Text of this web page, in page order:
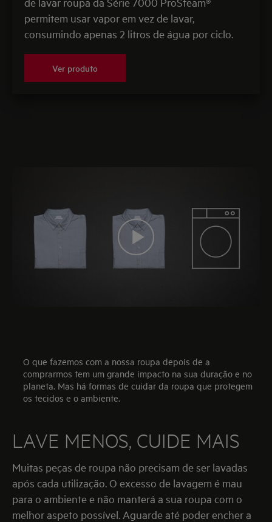
permitem usar vapor em vez de lavar,
consumindo apenas 2 litros de água por ciclo.
Ver produto
O que fazemos com a nossa roupa depois de a
comprarmos tem um grande impacto na sua duração e no
planeta. Mas há formas de cuidar da roupa que protegem
os tecidos e o ambiente.
LAVE MENOS, CUIDE MAIS
Muitas peças de roupa não precisam de ser lavadas
após cada utilização. O excesso de lavagem é mau
para o ambiente e não manterá a sua roupa com o
melhor aspeto possível. Aguarde até poder encher a